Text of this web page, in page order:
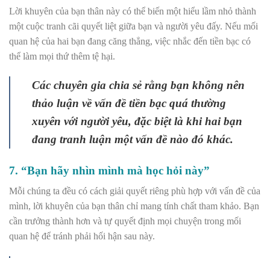
Lời khuyên của bạn thân này có thể biến một hiểu lầm nhỏ thành
một cuộc tranh cãi quyết liệt giữa bạn và người yêu đấy. Nếu mối
quan hệ của hai bạn đang căng thẳng, việc nhắc đến tiền bạc có
thể làm mọi thứ thêm tệ hại.
Các chuyên gia chia sẻ rằng bạn không nên
thảo luận về vấn đề tiền bạc quá thường
xuyên với người yêu, đặc biệt là khi hai bạn
đang tranh luận một vấn đề nào đó khác.
7. “Bạn hãy nhìn mình mà học hỏi này”
Mỗi chúng ta đều có cách giải quyết riêng phù hợp với vấn đề của
mình, lời khuyên của bạn thân chỉ mang tính chất tham khảo. Bạn
cần trưởng thành hơn và tự quyết định mọi chuyện trong mối
quan hệ để tránh phải hối hận sau này.